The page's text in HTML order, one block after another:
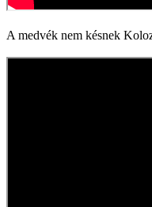
A medvék nem késnek